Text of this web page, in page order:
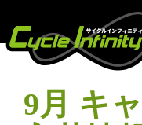
テ
9月 キ